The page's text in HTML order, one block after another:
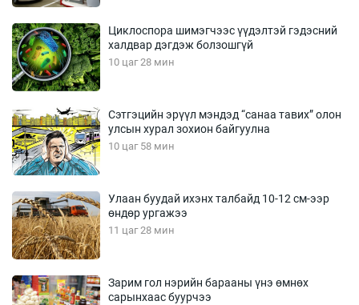
Циклоспора шимэгчээс үүдэлтэй гэдэсний
халдвар дэгдэж болзошгүй
10 цаг 28 мин
Сэтгэцийн эрүүл мэндэд “санаа тавих” олон
улсын хурал зохион байгуулна
10 цаг 58 мин
Улаан буудай ихэнх талбайд 10-12 см-ээр
өндөр ургажээ
11 цаг 28 мин
Зарим гол нэрийн барааны үнэ өмнөх
сарынхаас буурчээ